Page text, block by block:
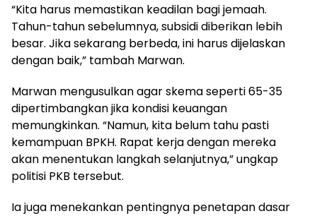
“Kita harus memastikan keadilan bagi jemaah.
Tahun-tahun sebelumnya, subsidi diberikan lebih
besar. Jika sekarang berbeda, ini harus dijelaskan
dengan baik,” tambah Marwan.
Marwan mengusulkan agar skema seperti 65-35
dipertimbangkan jika kondisi keuangan
memungkinkan. “Namun, kita belum tahu pasti
kemampuan BPKH. Rapat kerja dengan mereka
akan menentukan langkah selanjutnya,” ungkap
politisi PKB tersebut.
Ia juga menekankan pentingnya penetapan dasar